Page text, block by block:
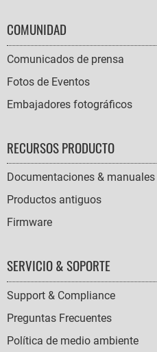
COMUNIDAD
Comunicados de prensa
Fotos de Eventos
Embajadores fotográficos
RECURSOS PRODUCTO
Documentaciones & manuales
Productos antiguos
Firmware
SERVICIO & SOPORTE
Support & Compliance
Preguntas Frecuentes
Política de medio ambiente